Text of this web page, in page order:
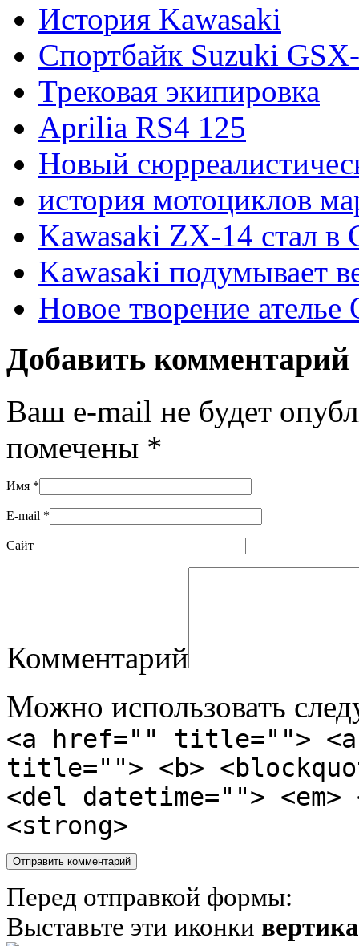
История Kawasaki
Спортбайк Suzuki
Трековая экипировка
Aprilia RS4 125
Новый
история мотоциклов
Kawasaki ZX-14 стал
Kawasaki подумывает
Новое творение
Добавить комментарий
Ваш e-mail не будет
помечены *
Имя *
E-mail *
Сайт
Комментарий
Можно использовать
<a href="" title="">
title=""> <b>
<del datetime="">
<strong>
Перед отправкой формы:
Выставьте эти иконки